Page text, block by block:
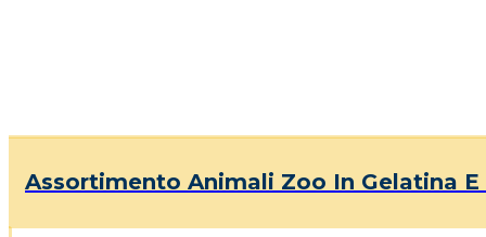
Assortimento Animali Zoo In Gelatina